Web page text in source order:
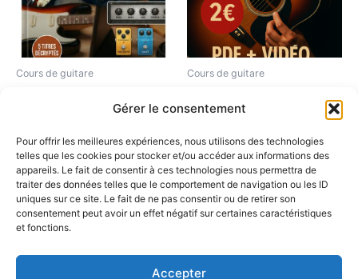
Gérer le consentement
Pour offrir les meilleures expériences, nous utilisons des technologies
telles que les cookies pour stocker et/ou accéder aux informations des
appareils. Le fait de consentir à ces technologies nous permettra de
traiter des données telles que le comportement de navigation ou les ID
uniques sur ce site. Le fait de ne pas consentir ou de retirer son
consentement peut avoir un effet négatif sur certaines caractéristiques
et fonctions.
Accepter
Cours de guitare
Maîtriser le Son et le Jeu de
7,90€
Ajouter au panier
Cours de guitare
guitare – Mini-cours PDF +
Commander et
télécharger le cours